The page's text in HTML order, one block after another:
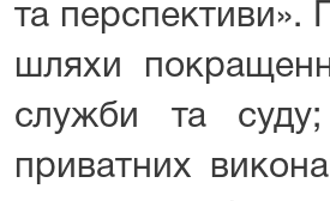
та перспективи».
шляхи
служби та суду;
приватних